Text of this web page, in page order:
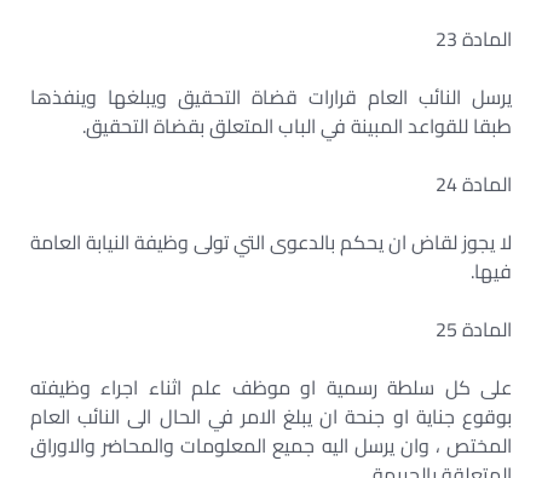
المادة 23
يرسل النائب العام قرارات قضاة التحقيق ويبلغها وينفذها
طبقا للقواعد المبينة في الباب المتعلق بقضاة التحقيق.
المادة 24
لا يجوز لقاض ان يحكم بالدعوى التي تولى وظيفة النيابة العامة
فيها.
المادة 25
على كل سلطة رسمية او موظف علم اثناء اجراء وظيفته
بوقوع جناية او جنحة ان يبلغ الامر في الحال الى النائب العام
المختص ، وان يرسل اليه جميع المعلومات والمحاضر والاوراق